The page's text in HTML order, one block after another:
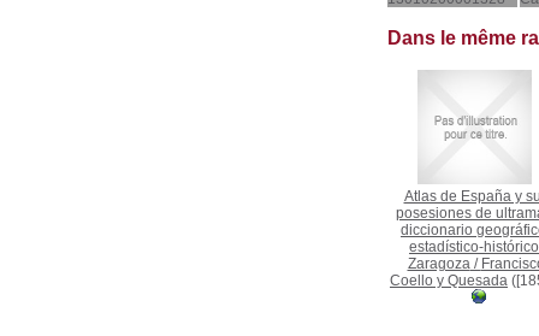
Dans le même
Atlas de España y
posesiones de
diccionario
estadístico-
Zaragoza/
Coello y Quesada